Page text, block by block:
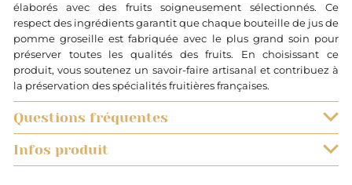
élaborés avec des fruits soigneusement sélectionnés. Ce
respect des ingrédients garantit que chaque bouteille de jus de
pomme groseille est fabriquée avec le plus grand soin pour
préserver toutes les qualités des fruits. En choisissant ce
produit, vous soutenez un savoir-faire artisanal et contribuez à
la préservation des spécialités fruitières françaises.
Questions fréquentes
QUELS SONT LES DÉLAIS DE LIVRAISON ?
Infos produit